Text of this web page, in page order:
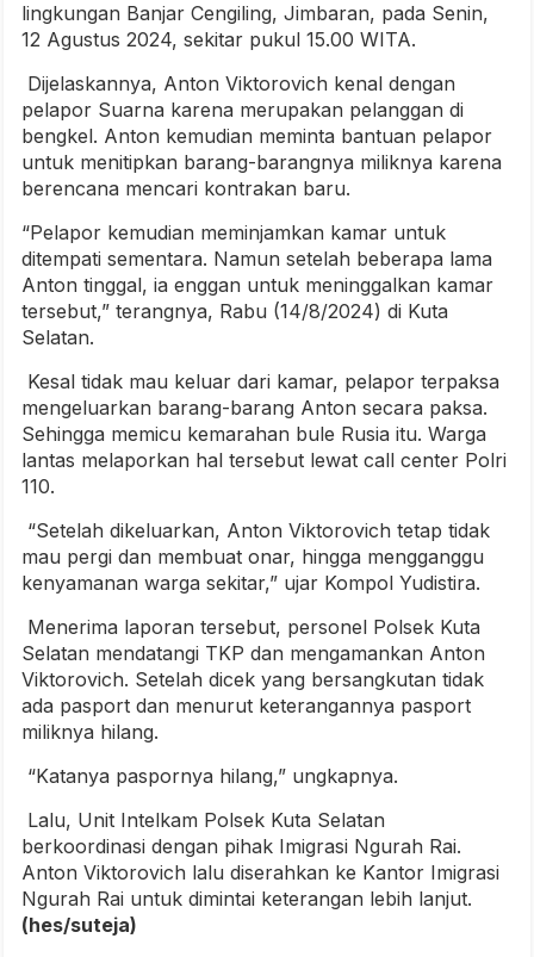
lingkungan Banjar Cengiling, Jimbaran, pada Senin,
12 Agustus 2024, sekitar pukul 15.00 WITA.
Dijelaskannya, Anton Viktorovich kenal dengan
pelapor Suarna karena merupakan pelanggan di
bengkel. Anton kemudian meminta bantuan pelapor
untuk menitipkan barang-barangnya miliknya karena
berencana mencari kontrakan baru.
“Pelapor kemudian meminjamkan kamar untuk
ditempati sementara. Namun setelah beberapa lama
Anton tinggal, ia enggan untuk meninggalkan kamar
tersebut,” terangnya, Rabu (14/8/2024) di Kuta
Selatan.
Kesal tidak mau keluar dari kamar, pelapor terpaksa
mengeluarkan barang-barang Anton secara paksa.
Sehingga memicu kemarahan bule Rusia itu. Warga
lantas melaporkan hal tersebut lewat call center Polri
110.
“Setelah dikeluarkan, Anton Viktorovich tetap tidak
mau pergi dan membuat onar, hingga mengganggu
kenyamanan warga sekitar,” ujar Kompol Yudistira.
Menerima laporan tersebut, personel Polsek Kuta
Selatan mendatangi TKP dan mengamankan Anton
Viktorovich. Setelah dicek yang bersangkutan tidak
ada pasport dan menurut keterangannya pasport
miliknya hilang.
“Katanya paspornya hilang,” ungkapnya.
Lalu, Unit Intelkam Polsek Kuta Selatan
berkoordinasi dengan pihak Imigrasi Ngurah Rai.
Anton Viktorovich lalu diserahkan ke Kantor Imigrasi
Ngurah Rai untuk dimintai keterangan lebih lanjut.
(hes/suteja)